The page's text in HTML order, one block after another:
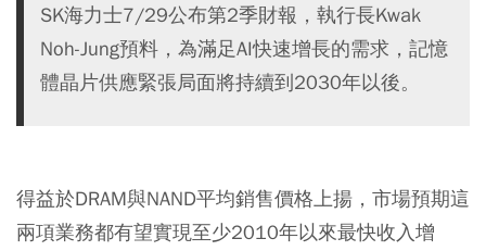
SK海力士7/29公布第2季財報，執行長Kwak
Noh-Jung預料，為滿足AI快速增長的需求，記憶
體晶片供應緊張局面將持續到2030年以後。
得益於DRAM與NAND平均銷售價格上揚，市場預期這
兩項業務都有望實現至少2010年以來最快收入增